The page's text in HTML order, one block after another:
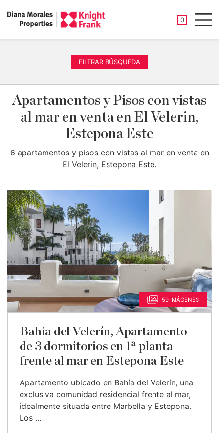
0
FILTRAR BÚSQUEDA
Apartamentos y Pisos con vistas
al mar en venta en El Velerin,
Estepona Este
6 apartamentos y pisos con vistas al mar en venta en
El Velerin, Estepona Este.
59 IMÁGENES
Bahía del Velerín, Apartamento
de 3 dormitorios en 1ª planta
frente al mar en Estepona Este
Apartamento ubicado en Bahía del Velerín, una
exclusiva comunidad residencial frente al mar,
idealmente situada entre Marbella y Estepona.
Los ...